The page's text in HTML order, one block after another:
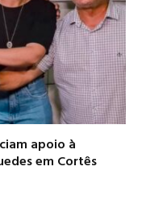
apoio à
em Cortês